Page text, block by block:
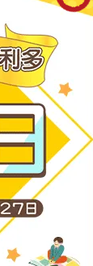
各式器具、
造個人專屬
茶的各種資
透過閱讀
享受讓心靈